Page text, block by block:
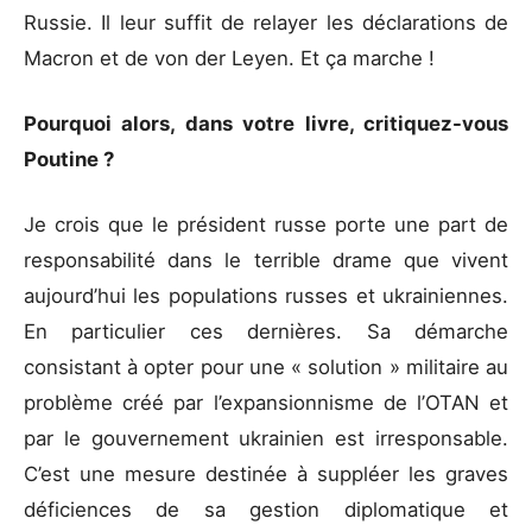
Russie. Il leur suffit de relayer les déclarations de
Macron et de von der Leyen. Et ça marche !
Pourquoi alors, dans votre livre, critiquez-vous
Poutine ?
Je crois que le président russe porte une part de
responsabilité dans le terrible drame que vivent
aujourd’hui les populations russes et ukrainiennes.
En particulier ces dernières. Sa démarche
consistant à opter pour une « solution » militaire au
problème créé par l’expansionnisme de l’OTAN et
par le gouvernement ukrainien est irresponsable.
C’est une mesure destinée à suppléer les graves
déficiences de sa gestion diplomatique et